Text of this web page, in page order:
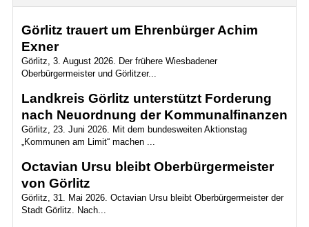
Görlitz trauert um Ehrenbürger Achim
Exner
Görlitz, 3. August 2026. Der frühere Wiesbadener
Oberbürgermeister und Görlitzer...
Landkreis Görlitz unterstützt Forderung
nach Neuordnung der Kommunalfinanzen
Görlitz, 23. Juni 2026. Mit dem bundesweiten Aktionstag
„Kommunen am Limit“ machen ...
Octavian Ursu bleibt Oberbürgermeister
von Görlitz
Görlitz, 31. Mai 2026. Octavian Ursu bleibt Oberbürgermeister der
Stadt Görlitz. Nach...